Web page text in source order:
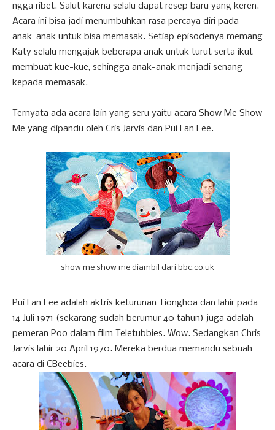
ngga ribet. Salut karena selalu dapat resep baru yang keren.
Acara ini bisa jadi menumbuhkan rasa percaya diri pada
anak-anak untuk bisa memasak. Setiap episodenya memang
Katy selalu mengajak beberapa anak untuk turut serta ikut
membuat kue-kue, sehingga anak-anak menjadi senang
kepada memasak.
Ternyata ada acara lain yang seru yaitu acara Show Me Show
Me yang dipandu oleh Cris Jarvis dan Pui Fan Lee.
show me show me diambil dari bbc.co.uk
Pui Fan Lee adalah aktris keturunan Tionghoa dan lahir pada
14 Juli 1971 (sekarang sudah berumur 40 tahun) juga adalah
pemeran Poo dalam film Teletubbies. Wow. Sedangkan Chris
Jarvis lahir 20 April 1970. Mereka berdua memandu sebuah
acara di CBeebies.